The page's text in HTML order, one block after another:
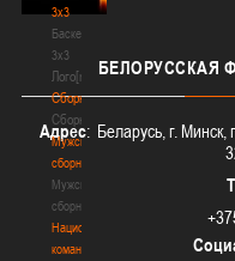
3х3
Баскетбол
3х3
Лого[modid=121]
Сборные
Сборные
Мужские
сборные
Мужские
сборные
Национальная
команда
БЕЛОРУССКАЯ
Адрес: Беларусь, г. Минск,